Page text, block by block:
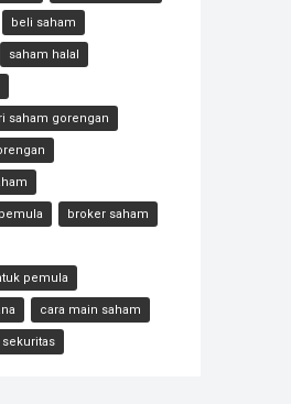
beli saham
saham halal
saham gorengan
broker saham
pemula
cara main saham